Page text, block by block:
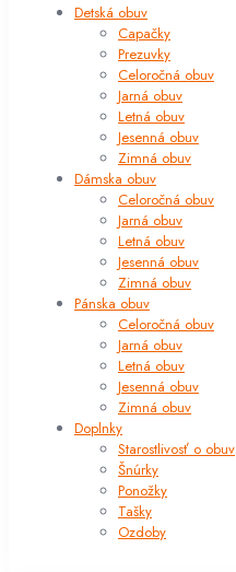
Detská obuv
Capačky
Prezuvky
Celoročná obuv
Jarná obuv
Letná obuv
Jesenná obuv
Zimná obuv
Dámska obuv
Celoročná obuv
Jarná obuv
Letná obuv
Jesenná obuv
Zimná obuv
Pánska obuv
Celoročná obuv
Jarná obuv
Letná obuv
Jesenná obuv
Zimná obuv
Doplnky
Starostlivosť o obuv
Šnúrky
Ponožky
Tašky
Ozdoby